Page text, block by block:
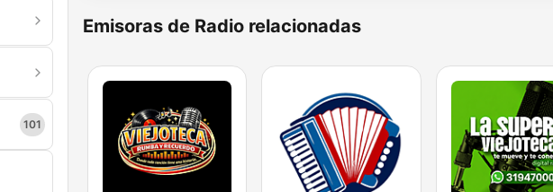
101
Emisoras de Radio relacionadas